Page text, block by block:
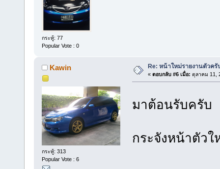
กระทู้: 77
Popular Vote : 0
Kawin
กระทู้: 313
Popular Vote : 6
Re: หน้าใหม่รายงานตัวครั
« ตอบกลับ #6 เมื่อ: ตุลาคม 11,
มาต้อนรับครับ
กระจังหน้าตัว